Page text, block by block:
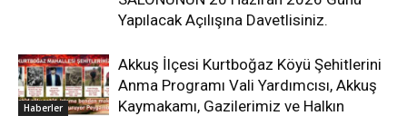
Yapılacak Açılışına Davetlisiniz.
Haberler
Akkuş İlçesi Kurtboğaz Köyü Şehitlerini
Anma Programı Vali Yardımcısı, Akkuş
Kaymakamı, Gazilerimiz ve Halkın